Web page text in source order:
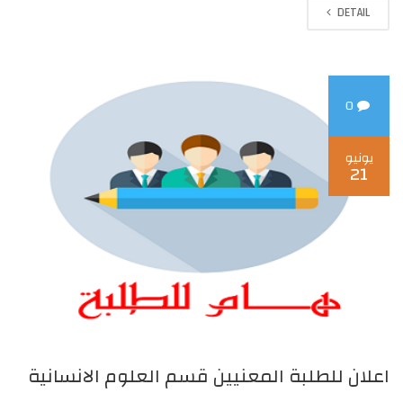
DETAIL
يونيو
21
اعلان للطلبة المعنيين قسم العلوم الانسانية